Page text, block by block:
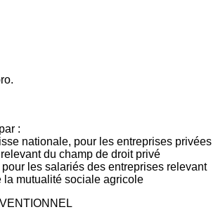
:
nationale, pour les entreprises privées
du champ de droit privé
les salariés des entreprises relevant
la mutualité sociale agricole